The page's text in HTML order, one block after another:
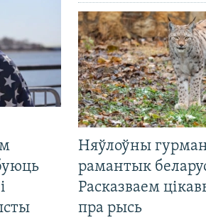
Няўлоўны гурман
рамантык
Расказваем
пра рысь